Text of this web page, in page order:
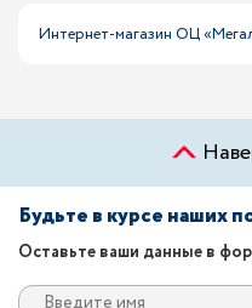
Интернет-магазин ОЦ
Будьте в курсе наших
Оставьте ваши данные в